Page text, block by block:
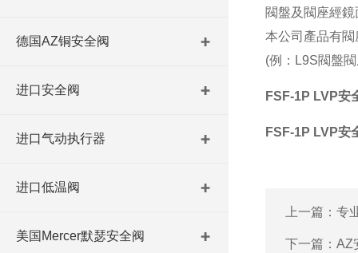
德国AZ铜安全阀
进口安全阀
进口气动执行器
进口低温阀
美国Mercer默瑟安全阀
閥盤及閥座經
本公司產品有
(例：L9S閥盤
FSF-1P LVP安
FSF-1P LVP安
上一篇： 专
下一篇： AZ